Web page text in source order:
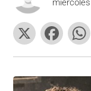
X
F
a
c